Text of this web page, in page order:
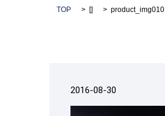
TOP [] product_img010
2016-08-30